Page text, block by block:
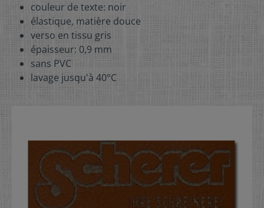
couleur de texte: noir
élastique, matière douce
verso en tissu gris
épaisseur: 0,9 mm
sans PVC
lavage jusqu'à 40°C